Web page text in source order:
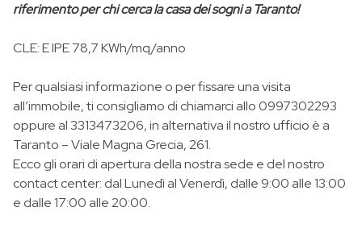
riferimento per chi cerca la casa dei sogni a Taranto!
CLE: E IPE 78,7 KWh/mq/anno
Per qualsiasi informazione o per fissare una visita
all’immobile, ti consigliamo di chiamarci allo 0997302293
oppure al 3313473206, in alternativa il nostro ufficio è a
Taranto – Viale Magna Grecia, 261.
Ecco gli orari di apertura della nostra sede e del nostro
contact center: dal Lunedì al Venerdì, dalle 9:00 alle 13:00
e dalle 17:00 alle 20:00.